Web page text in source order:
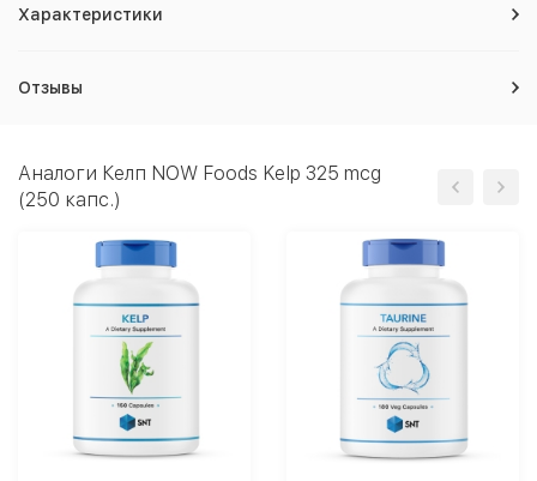
Характеристики
Отзывы
Аналоги Келп NOW Foods Kelp 325 mcg
(250 капс.)